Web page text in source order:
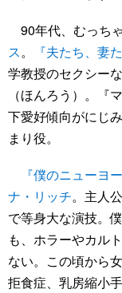
90年代、むっち
ス。 『夫たち、妻
学教授のセクシー
（ほんろう）。『
下愛好傾向がにじ
まり役。
『僕のニューヨ
ナ・リッチ。主人
で等身大な演技。
も、ホラーやカル
ない。この頃から
拒食症、乳房縮小